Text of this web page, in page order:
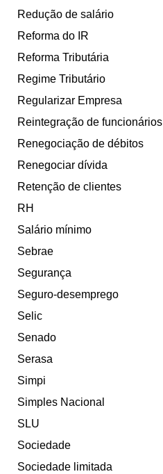
Redução de salário
Reforma do IR
Reforma Tributária
Regime Tributário
Regularizar Empresa
Reintegração de funcionários
Renegociação de débitos
Renegociar dívida
Retenção de clientes
RH
Salário mínimo
Sebrae
Segurança
Seguro-desemprego
Selic
Senado
Serasa
Simpi
Simples Nacional
SLU
Sociedade
Sociedade limitada